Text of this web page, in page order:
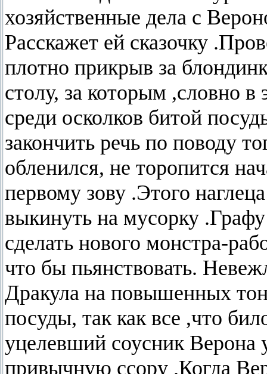
хозяйственные дела с
Расскажет ей сказочку
плотно прикрыв за
столу, за которым ,словно
среди осколков битой
закончить речь по поводу
обленился, не торопится
первому зову .Этого
выкинуть на мусорку
сделать нового монстра-
что бы пьянствовать.
Дракула на повышенных
посуды, так как все ,что
уцелевший соусник Верона
привычную ссору .Когда